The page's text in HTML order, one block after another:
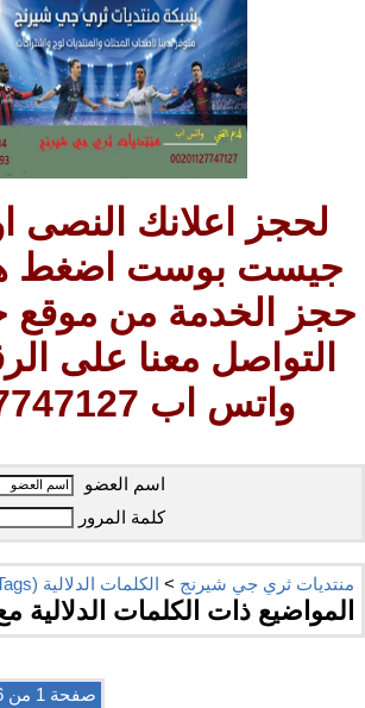
لحجز اعلانك النصى
جيست بوست اضغط
حجز الخدمة من
التواصل معنا على
واتس اب 01127747127
اسم العضو
كلمة المرور
منتديات ثري جي شيرنج > الكلمات الدلالية (Tags)
المواضيع ذات الكلمات الدلالية
صفحة 1 من 6